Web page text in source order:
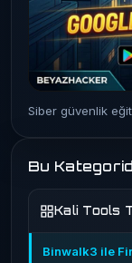
Siber güvenlik
Bu
Kali Tools
Binwalk3 ile